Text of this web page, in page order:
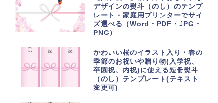
デザインの熨斗（のし）のテンプ
レート・家庭用プリンターでサイ
ズ選べる（Word・PDF・JPG・
PNG）
かわいい桜のイラスト入り・春の
季節のお祝いや贈り物(入学祝、
卒園祝、内祝)に使える短冊熨斗
（のし）テンプレート(テキスト
変更可)